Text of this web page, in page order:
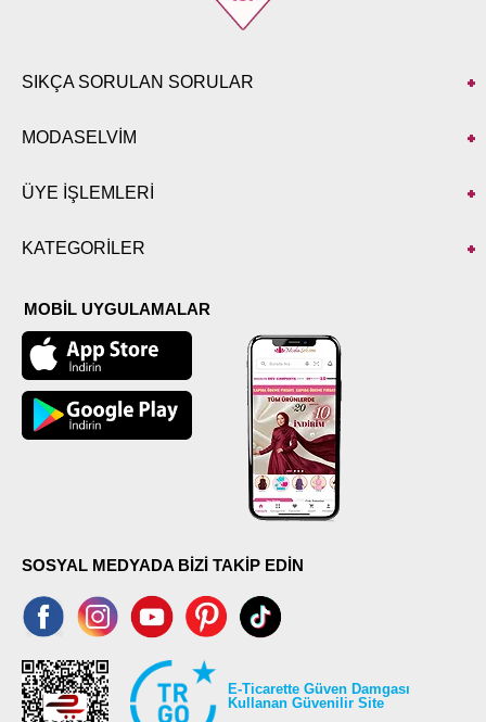
SIKÇA SORULAN SORULAR
MODASELVİM
ÜYE İŞLEMLERİ
KATEGORİLER
MOBİL UYGULAMALAR
SOSYAL MEDYADA BİZİ TAKİP EDİN
E-Ticarette Güven Damgası
Kullanan Güvenilir Site